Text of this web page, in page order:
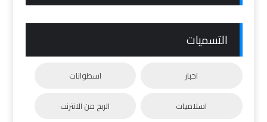
التسميات
اخبار اسطوانات
اسلاميات الربح من الانترنت